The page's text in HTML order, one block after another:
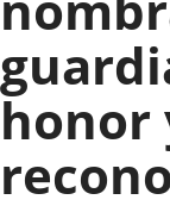
honor